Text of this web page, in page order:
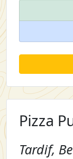
Pizza
Tardif,